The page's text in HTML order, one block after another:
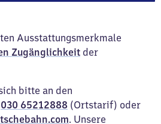
Ausstattungsmerkmale
Zugänglichkeit der
bitte an den
030 65212888 (Ortstarif) oder
. Unsere